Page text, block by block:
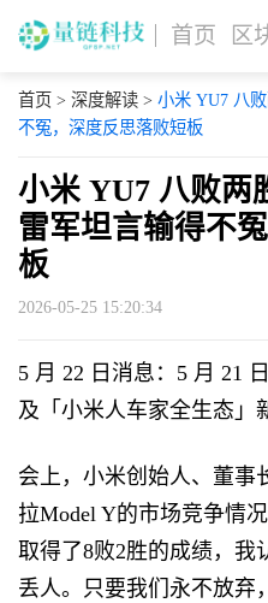
首页 区
首页 > 深度解读> 小米 YU7 八
不冤，深度反思落败短板
小米 YU7 八败两
雷军坦言输得不
板
2026-05-25 15:20:34
5 月 22 日消息：5 月 21
及「小米人车家全生态」
会上，小米创始人、董事
拉Model Y的市场竞争情
取得了8败2胜的成绩，我
丢人。只要我们永不放弃